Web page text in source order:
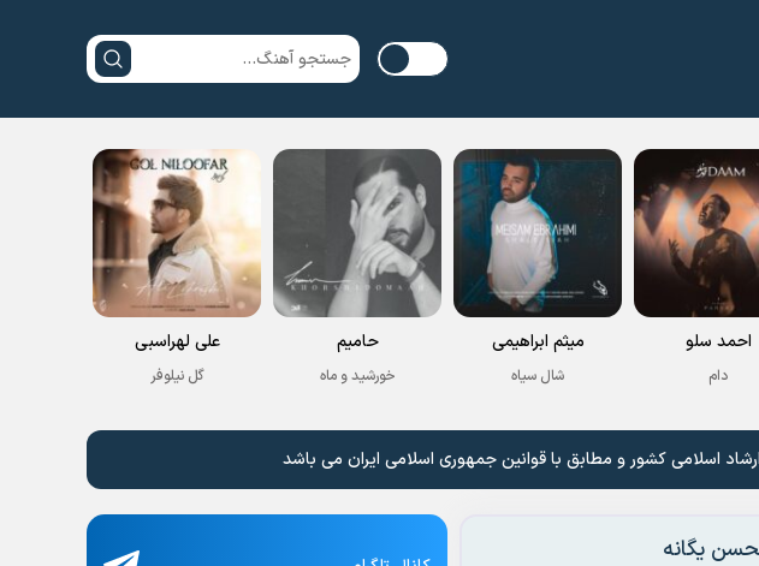
احمد سلو
دام
میثم ابراهیمی
شال سیاه
حامیم
خورشید و ماه
علی لهراسبی
گل نیلوفر
اسلامی کشور و مطابق با قوانین جمهوری اسلامی ایران می باشد
یگانه